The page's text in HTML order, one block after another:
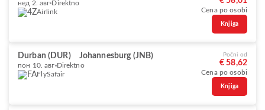
нед 2. авг Direktno
Airlink
Cena po osobi
Knjiga
Durban (DUR) Johannesburg (JNB)
пон 10. авг Direktno
FlySafair
Počni od
€ 58,62
Cena po osobi
Knjiga